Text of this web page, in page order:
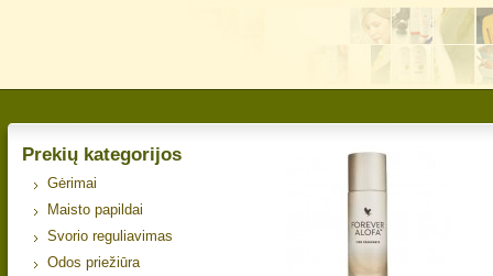
Prekių kategorijos
Gėrimai
Maisto papildai
Svorio reguliavimas
Odos priežiūra